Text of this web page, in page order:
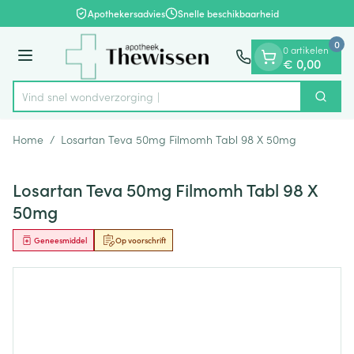
Ga naar de inhoudApothekersadvies Snelle beschikbaarheid
Menu
Product, merk, categorie...
Vind snel wondver Zoek
0 artikelen
€ 0,00
0
Home / Losartan Teva 50mg Filmomh Tabl 98 X 50mg
Losartan Teva 50mg Filmomh Tabl 98 X
50mg
Op voorschrift
Geneesmiddel